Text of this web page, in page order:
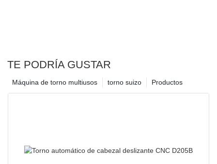
TE PODRÍA GUSTAR
Productos
torno suizo
Máquina de torno multiusos